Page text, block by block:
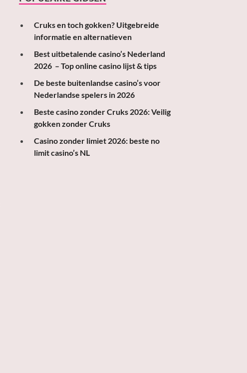
Cruks en toch gokken? Uitgebreide
informatie en alternatieven
Best uitbetalende casino’s Nederland
2026 – Top online casino lijst & tips
De beste buitenlandse casino’s voor
Nederlandse spelers in 2026
Beste casino zonder Cruks 2026: Veilig
gokken zonder Cruks
Casino zonder limiet 2026: beste no
limit casino’s NL